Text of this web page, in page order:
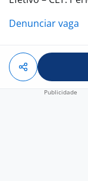
Denunciar vaga